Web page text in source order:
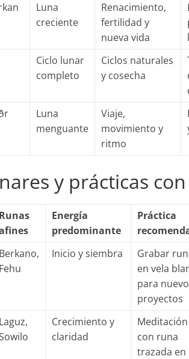
Luna
creciente
Renacimiento,
fertilidad y
nueva vida
Ciclo lunar
completo
Ciclos naturales
y cosecha
Luna
menguante
Viaje,
movimiento y
ritmo
y prácticas
Runas
Energía
predominante
Práctica
Berkano,
Fehu
Inicio y siembra
Grabar
en vela
para
proyectos
Laguz,
Crecimiento y
claridad
Meditación
con runa
trazada en